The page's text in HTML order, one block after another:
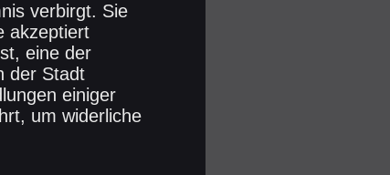
verbirgt. Sie
akzeptiert
eine der
der Stadt
einiger
um widerliche